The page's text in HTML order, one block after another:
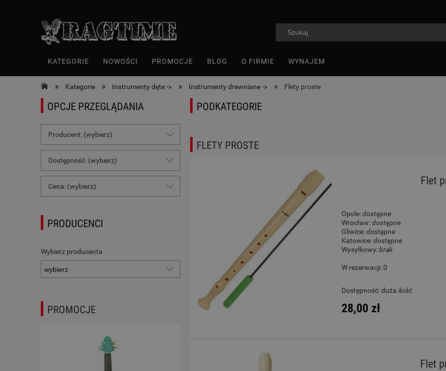
KATEGORIE NOWOŚCI PROMOCJE BLOG O FIRMIE WYNAJEM
» Kategorie » Instrumenty dęte -> » Instrumenty drewniane -> » Flety proste
OPCJE PRZEGLĄDANIA
Producent: (wybierz)
Dostępność: (wybierz)
Cena: (wybierz)
PRODUCENCI
Wybierz producenta
PROMOCJE
PODKATEGORIE
FLETY PROSTE
Flet
Opole:dostępne
Wrocław:dostępne
Gliwice:dostępne
Katowice:dostępne
Wysyłkowy:brak
W rezerwacji: 0
Dostępność:duża ilość
28,00 zł
Flet